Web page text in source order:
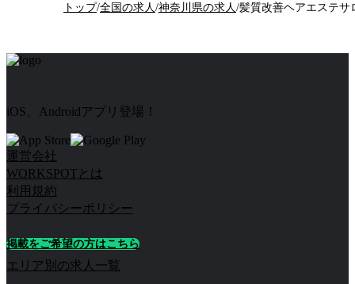
トップ/全国の求人 /神奈川県の求人 /
iOS、Androidアプリ登場！
運営会社
WORKSPOTとは
利用規約
プライバシーポリシー
掲載をご希望の方はこちら
エリア別の求人一覧